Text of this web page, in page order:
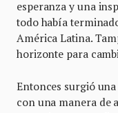
esperanza y una
todo había
América Latina.
horizonte para
Entonces surgió
con una manera de